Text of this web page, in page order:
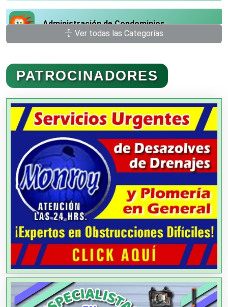
Administración de Condominios
Administración de Empresas
Agencias Aduanales
Agencias de Autos
Agencias de Cobranza
Agencias de Colocación
Agencias de Modelos
Agencias de Publicidad
Ver todas las Categorías
PATROCINADORES